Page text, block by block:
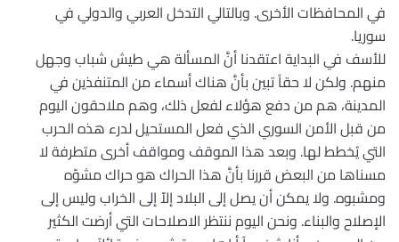
في المحافظات الأخرى. وبالتالي التدخل العربي والدولي في
سوريا.
للأسف في البداية اعتقدنا أنَّ المسألة هي طيش شباب وجهل
منهم. ولكن لا حقاً تبين بأنَّ هناك أسماء من المتنفذين في
المدينة، هم من دفع هؤلاء لفعل ذلك، وهم ملاحقون اليوم
من قبل الأمن السوري الذي فعل المستحيل لدرء هذه الحرب
التي يُخطط لها. وبعد هذا الموقف ومواقف أخرى متطرفة لا
مسناها من البعض قررنا بأنَّ هذا الحراك هو حراك مشوّه
ومشبوه. ولا يمكن أن يصل إلى البلاد إلاّ إلى الخراب وليس إلى
الإصلاح والبناء. ونحن اليوم ننتظر الاصلاحات التي أرضت الكثير